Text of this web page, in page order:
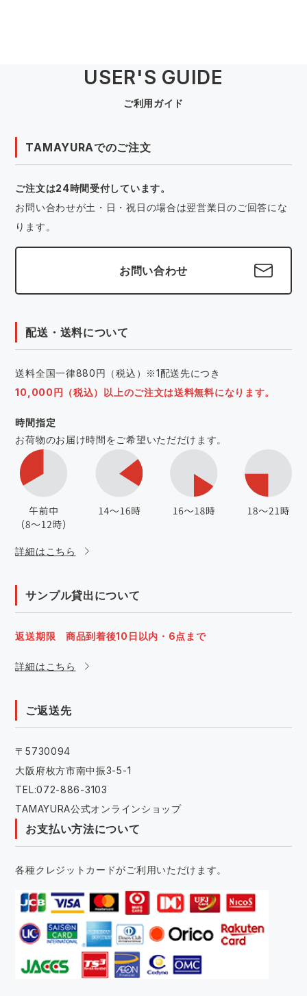
USER'S GUIDE
ご利用ガイド
TAMAYURAでのご注文
ご注文は24時間受付しています。
お問い合わせが土・日・祝日の場合は翌営業日のご回答にな
ります。
お問い合わせ
配送・送料について
送料全国一律880円（税込）※1配送先につき
10,000円（税込）以上のご注文は送料無料になります。
時間指定
お荷物のお届け時間をご希望いただだけます。
詳細はこちら
サンプル貸出について
返送期限 商品到着後10日以内・6点まで
詳細はこちら
ご返送先
〒5730094
大阪府枚方市南中振3-5-1
TEL:072-886-3103
TAMAYURA公式オンラインショップ
お支払い方法について
各種クレジットカードがご利用いただけます。